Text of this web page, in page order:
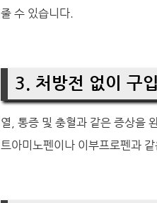
줄 수 있습니다.
3. 처방전 없이 구
열, 통증 및 충혈과 같은 증상을
트아미노펜이나 이부프로펜과